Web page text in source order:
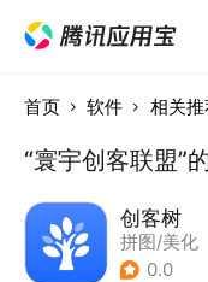
首页 软件 相关推
“寰宇创客联盟”
创客树
拼图/美化
0.0